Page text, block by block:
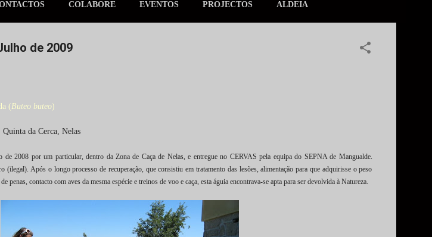
COLABORE EVENTOS PROJECTOS ALDEIA
de 2009
(Buteo buteo)
da Cerca, Nelas
2008 por um particular, dentro da Zona de Caça de Nelas, e entregue no CERVAS pela equipa do SEPNA de Mangualde.
(ilegal). Após o longo processo de recuperação, que consistiu em tratamento das lesões, alimentação para que adquirisse o peso
penas, contacto com aves da mesma espécie e treinos de voo e caça, esta águia encontrava-se apta para ser devolvida à Natureza.